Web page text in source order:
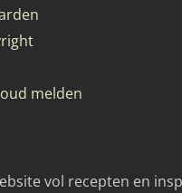
melden
vol recepten en